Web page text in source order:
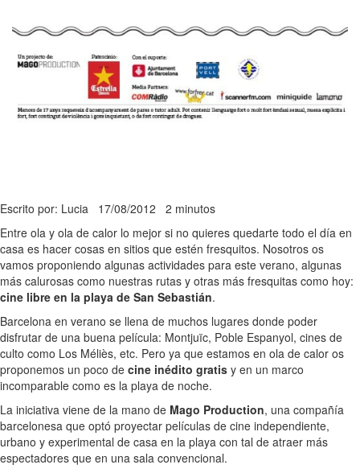
Escrito por: Lucia 17/08/2012 2 minutos
Entre ola y ola de calor lo mejor si no quieres quedarte todo el día en
casa es hacer cosas en sitios que estén fresquitos. Nosotros os
vamos proponiendo algunas actividades para este verano, algunas
más calurosas como nuestras rutas y otras más fresquitas como hoy:
cine libre en la playa de San Sebastián.
Barcelona en verano se llena de muchos lugares donde poder
disfrutar de una buena película: Montjuïc, Poble Espanyol, cines de
culto como Los Méliès, etc. Pero ya que estamos en ola de calor os
proponemos un poco de cine inédito gratis y en un marco
incomparable como es la playa de noche.
La iniciativa viene de la mano de Mago Production, una compañía
barcelonesa que optó proyectar películas de cine independiente,
urbano y experimental de casa en la playa con tal de atraer más
espectadores que en una sala convencional.